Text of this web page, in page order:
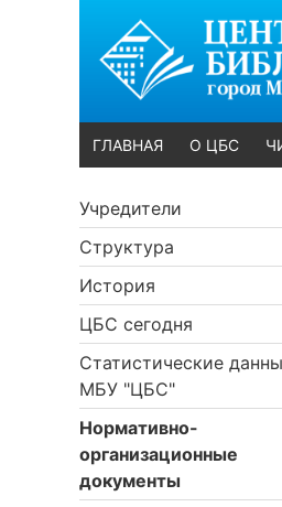
ГЛАВНАЯ О ЦБС
Учредители
Структура
История
ЦБС сегодня
Статистические
МБУ "ЦБС"
Нормативно-
организационные
документы